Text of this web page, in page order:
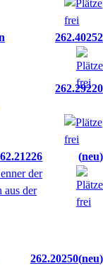
262.40252
262.29220
neu
der
aus der
262.20250 neu